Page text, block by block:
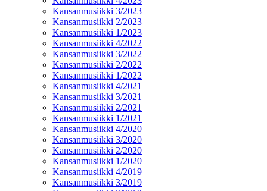
Kansanmusiikki 3/2023
Kansanmusiikki 2/2023
Kansanmusiikki 1/2023
Kansanmusiikki 4/2022
Kansanmusiikki 3/2022
Kansanmusiikki 2/2022
Kansanmusiikki 1/2022
Kansanmusiikki 4/2021
Kansanmusiikki 3/2021
Kansanmusiikki 2/2021
Kansanmusiikki 1/2021
Kansanmusiikki 4/2020
Kansanmusiikki 3/2020
Kansanmusiikki 2/2020
Kansanmusiikki 1/2020
Kansanmusiikki 4/2019
Kansanmusiikki 3/2019